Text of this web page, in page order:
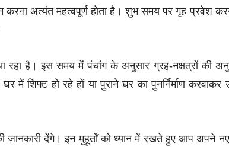
अत्यंत महत्वपूर्ण होता है। शुभ समय पर गृह प्रवेश
है। इस समय में पंचांग के अनुसार ग्रह-नक्षत्रों की
शिफ्ट हो रहे हों या पुराने घर का पुनर्निर्माण करवाकर
देंगे। इन मुहूर्तों को ध्यान में रखते हुए आप अपने